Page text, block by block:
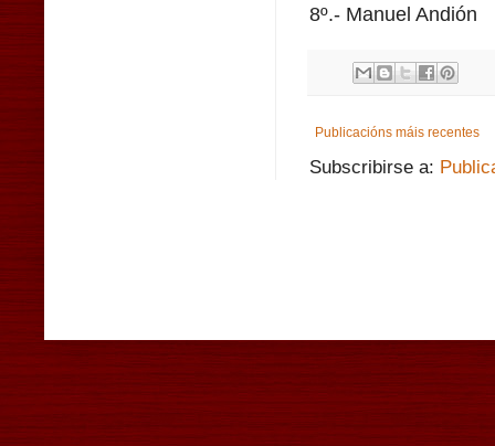
8º.- Manuel Andión
Publicacións máis recentes
Subscribirse a: